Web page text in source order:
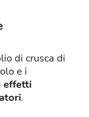
di crusca di
e i
effetti
.